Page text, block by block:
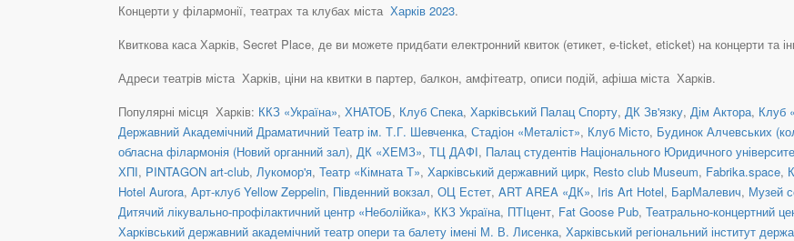
Концерти у філармонії, театрах та клубах міста Харків 2023.
Квиткова каса Харків, Secret Place, де ви можете придбати електронний квиток (етикет, e-ticket, eticket) на концерти та
Адреси театрів міста Харків, ціни на квитки в партер, балкон, амфітеатр, описи подій, афіша міста Харків.
Популярні місця Харків: ККЗ «Україна», ХНАТОБ, Клуб Спека, Харківський Палац Спорту, ДК Зв'язку, Дім Актора, Клуб
Державний Академічний Драматичний Театр ім. Т.Г. Шевченка, Стадіон «Металіст», Клуб Місто, Будинок Алчевських
обласна філармонія (Новий органний зал), ДК «ХЕМЗ», ТЦ ДАФІ, Палац студентів Національного Юридичного
ХПІ, PINTAGON art-club, Лукомор'я, Театр «Кімната Т», Харківський державний цирк, Resto club Museum, Fabrika.space,
Hotel Aurora, Арт-клуб Yellow Zeppelin, Південний вокзал, ОЦ Естет, ART AREA «ДК», Iris Art Hotel, БарМалевич, Музей
Дитячий лікувально-профілактичний центр «Неболійка», ККЗ Україна, ПТІцент, Fat Goose Pub, Театрально-концертний
Харківський державний академічний театр опери та балету імені М. В. Лисенка, Харківський регіональний інститут